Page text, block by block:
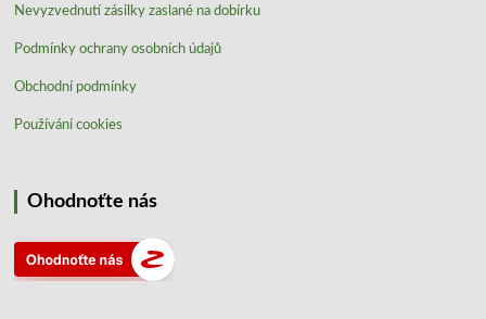
Nevyzvednutí zásilky zaslané na dobírku
Podmínky ochrany osobních údajů
Obchodní podmínky
Používání cookies
Ohodnoťte nás